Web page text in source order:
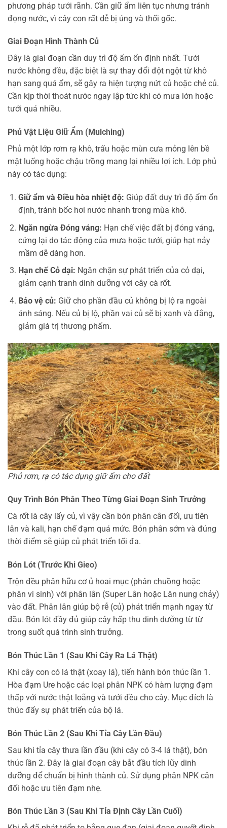
phương pháp tưới rãnh. Cần giữ ẩm liên tục nhưng tránh
đọng nước, vì cây con rất dễ bị úng và thối gốc.
Giai Đoạn Hình Thành Củ
Đây là giai đoạn cần duy trì độ ẩm ổn định nhất. Tưới
nước không đều, đặc biệt là sự thay đổi đột ngột từ khô
hạn sang quá ẩm, sẽ gây ra hiện tượng nứt củ hoặc chẻ củ.
Cần kịp thời thoát nước ngay lập tức khi có mưa lớn hoặc
tưới quá nhiều.
Phủ Vật Liệu Giữ Ẩm (Mulching)
Phủ một lớp rơm rạ khô, trấu hoặc mùn cưa mỏng lên bề
mặt luống hoặc chậu trồng mang lại nhiều lợi ích. Lớp phủ
này có tác dụng:
Giữ ẩm và Điều hòa nhiệt độ: Giúp đất duy trì độ ẩm ổn
định, tránh bốc hơi nước nhanh trong mùa khô.
Ngăn ngừa Đóng váng: Hạn chế việc đất bị đóng váng,
cứng lại do tác động của mưa hoặc tưới, giúp hạt nảy
mầm dễ dàng hơn.
Hạn chế Cỏ dại: Ngăn chặn sự phát triển của cỏ dại,
giảm cạnh tranh dinh dưỡng với cây cà rốt.
Bảo vệ củ: Giữ cho phần đầu củ không bị lộ ra ngoài
ánh sáng. Nếu củ bị lộ, phần vai củ sẽ bị xanh và đắng,
giảm giá trị thương phẩm.
Phủ rơm, rạ có tác dụng giữ ẩm cho đất
Quy Trình Bón Phân Theo Từng Giai Đoạn Sinh Trưởng
Cà rốt là cây lấy củ, vì vậy cần bón phân cân đối, ưu tiên
lân và kali, hạn chế đạm quá mức. Bón phân sớm và đúng
thời điểm sẽ giúp củ phát triển tối đa.
Bón Lót (Trước Khi Gieo)
Trộn đều phân hữu cơ ủ hoai mục (phân chuồng hoặc
phân vi sinh) với phân lân (Super Lân hoặc Lân nung chảy)
vào đất. Phân lân giúp bộ rễ (củ) phát triển mạnh ngay từ
đầu. Bón lót đầy đủ giúp cây hấp thu dinh dưỡng từ từ
trong suốt quá trình sinh trưởng.
Bón Thúc Lần 1 (Sau Khi Cây Ra Lá Thật)
Khi cây con có lá thật (xoay lá), tiến hành bón thúc lần 1.
Hòa đạm Ure hoặc các loại phân NPK có hàm lượng đạm
thấp với nước thật loãng và tưới đều cho cây. Mục đích là
thúc đẩy sự phát triển của bộ lá.
Bón Thúc Lần 2 (Sau Khi Tỉa Cây Lần Đầu)
Sau khi tỉa cây thưa lần đầu (khi cây có 3-4 lá thật), bón
thúc lần 2. Đây là giai đoạn cây bắt đầu tích lũy dinh
dưỡng để chuẩn bị hình thành củ. Sử dụng phân NPK cân
đối hoặc ưu tiên đạm nhẹ.
Bón Thúc Lần 3 (Sau Khi Tỉa Định Cây Lần Cuối)